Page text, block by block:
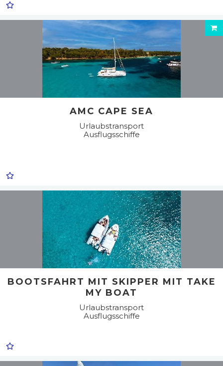
AMC CAPE SEA
Urlaubstransport
Ausflugsschiffe
BOOTSFAHRT MIT SKIPPER MIT TAKE
MY BOAT
Urlaubstransport
Ausflugsschiffe